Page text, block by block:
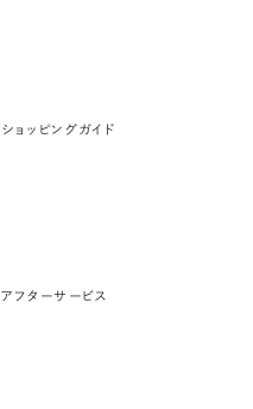
ショッピングガイド
アフターサービス